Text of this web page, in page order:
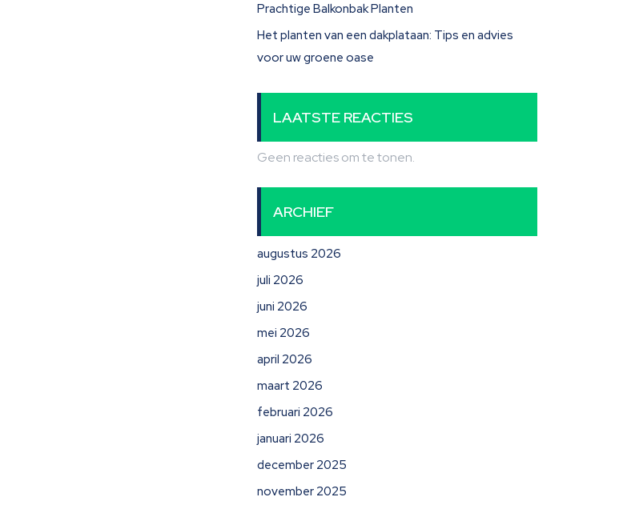
Prachtige Balkonbak Planten
Het planten van een dakplataan: Tips en advies
voor uw groene oase
LAATSTE REACTIES
Geen reacties om te tonen.
ARCHIEF
augustus 2026
juli 2026
juni 2026
mei 2026
april 2026
maart 2026
februari 2026
januari 2026
december 2025
november 2025